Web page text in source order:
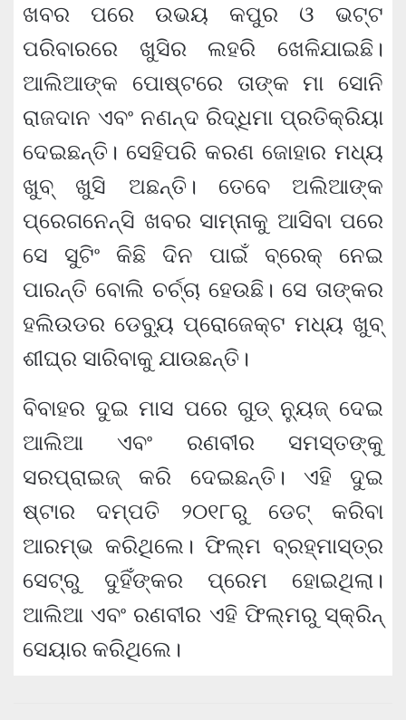
ଖବର ପରେ ଉଭୟ କପୁର ଓ ଭଟ୍ଟ
ପରିବାରରେ ଖୁସିର ଲହରି ଖେଳିଯାଇଛି।
ଆଲିଆଙ୍କ ପୋଷ୍ଟରେ ତାଙ୍କ ମା ସୋନି
ରାଜଦାନ ଏବଂ ନଣନ୍ଦ ରିଦ୍ଧିମା ପ୍ରତିକ୍ରିୟା
ଦେଇଛନ୍ତି। ସେହିପରି କରଣ ଜୋହାର ମଧ୍ୟ
ଖୁବ୍ ଖୁସି ଅଛନ୍ତି। ତେବେ ଅଲିଆଙ୍କ
ପ୍ରେଗନେନ୍ସି ଖବର ସାମ୍ନାକୁ ଆସିବା ପରେ
ସେ ସୁଟିଂ କିଛି ଦିନ ପାଇଁ ବ୍ରେକ୍ ନେଇ
ପାରନ୍ତି ବୋଲି ଚର୍ଚ୍ଚା ହେଉଛି। ସେ ତାଙ୍କର
ହଲିଉଡର ଡେବ୍ୟୁ ପ୍ରୋଜେକ୍ଟ ମଧ୍ୟ ଖୁବ୍
ଶୀଘ୍ର ସାରିବାକୁ ଯାଉଛନ୍ତି।
ବିବାହର ଦୁଇ ମାସ ପରେ ଗୁଡ୍ ନ୍ୟୁଜ୍ ଦେଇ
ଆଲିଆ ଏବଂ ରଣବୀର ସମସ୍ତଙ୍କୁ
ସରପ୍ରାଇଜ୍ କରି ଦେଇଛନ୍ତି। ଏହି ଦୁଇ
ଷ୍ଟାର ଦମ୍ପତି ୨୦୧୮ରୁ ଡେଟ୍ କରିବା
ଆରମ୍ଭ କରିଥିଲେ। ଫିଲ୍ମ ବ୍ରହ୍ମାସ୍ତ୍ର
ସେଟ୍‌ରୁ ଦୁହିଁଙ୍କର ପ୍ରେମ ହୋଇଥିଲା।
ଆଲିଆ ଏବଂ ରଣବୀର ଏହି ଫିଲ୍ମରୁ ସ୍କ୍ରିନ୍
ସେୟାର କରିଥିଲେ।